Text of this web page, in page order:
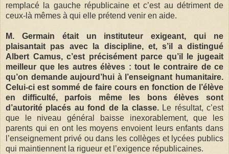
remplacé la gauche républicaine et c’est au détriment de
ceux-là mêmes à qui elle prétend venir en aide.
M. Germain était un instituteur exigeant, qui ne
plaisantait pas avec la discipline, et, s’il a distingué
Albert Camus, c’est précisément parce qu’il le jugeait
meilleur que les autres élèves : tout le contraire de ce
qu’on demande aujourd’hui à l’enseignant humanitaire.
Celui-ci est sommé de faire cours en fonction de l’élève
en difficulté, parfois même les bons élèves sont
d’autorité placés au fond de la classe.Le résultat, c’est
que le niveau général baisse inexorablement, que les
parents qui en ont les moyens envoient leurs enfants dans
l’enseignement privé ou dans les collèges et lycées publics
qui maintiennent la rigueur et l’exigence républicaines.